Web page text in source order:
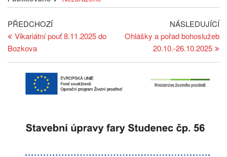
Navigace
pro
příspěvek
Předchozí
článek
PŘEDCHOZÍ
Vikariátní pouť 8.11.2025 do
Bozkova
NÁSLEDUJÍCÍ
Ohlášky a pořad bohoslužeb
20.10.-26.10.2025